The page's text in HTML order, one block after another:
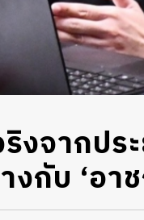
ริงจากป
งกับ ‘อา